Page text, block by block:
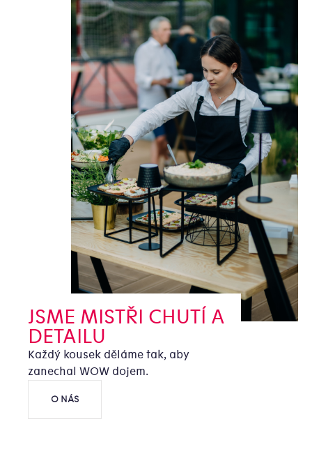
JSME MISTŘI CHUTÍ A
DETAILU
Každý kousek děláme tak, aby
zanechal WOW dojem.
O NÁS